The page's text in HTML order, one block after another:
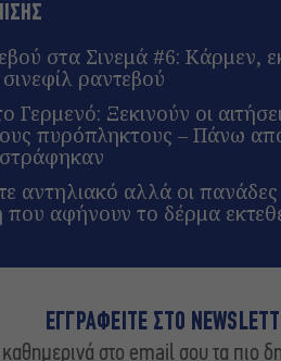
στα Σινεμά #6: Κάρμεν,
σινεφίλ ραντεβού
Γερμενό: Ξεκινούν οι
πυρόπληκτους – Πάνω
αντηλιακό αλλά οι
που αφήνουν το δέρμα
ΕΓΓΡΑΦΕΙΤΕ ΣΤΟ
στο email σου τα πιο